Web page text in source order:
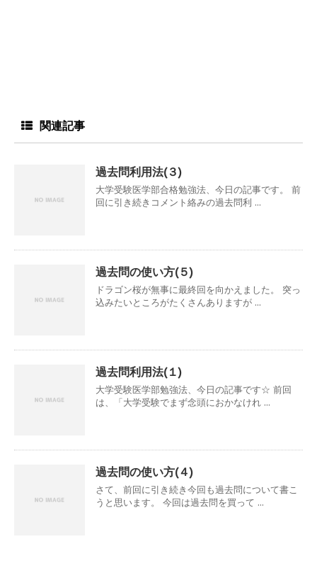
関連記事
過去問利用法(３)
大学受験医学部合格勉強法、今日の記事です。 前
回に引き続きコメント絡みの過去問利 ...
過去問の使い方(５)
ドラゴン桜が無事に最終回を向かえました。 突っ
込みたいところがたくさんありますが ...
過去問利用法(１)
大学受験医学部勉強法、今日の記事です☆ 前回
は、「大学受験でまず念頭におかなけれ ...
過去問の使い方(４)
さて、前回に引き続き今回も過去問について書こ
うと思います。 今回は過去問を買って ...